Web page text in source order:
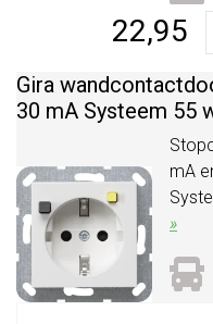
22,95
Gira
30 mA Systeem 55
mA
»